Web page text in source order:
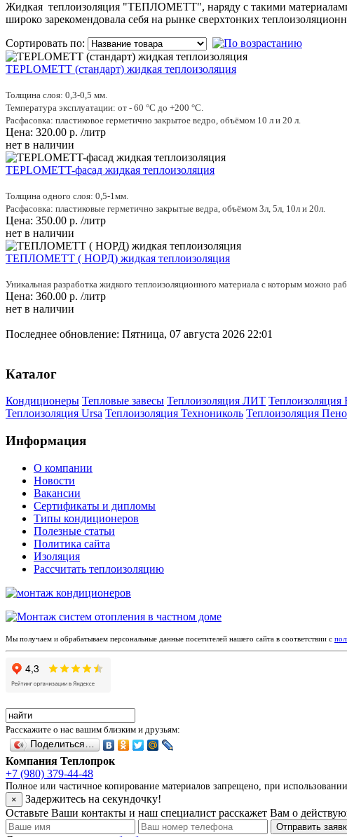
Жидкая теплоизоляция "ТЕПЛОМЕТТ", наряду с такими
широко зарекомендовала себя на рынке сверхтонких
Сортировать по:
TEPLOMETT (стандарт) жидкая теплоизоляция
Толщина слоя: 0,3-0,5 мм.
Температура эксплуатации: от - 60 °С до +200 °С.
Расфасовка: пластиковое герметично закрытое ведро, объёмом 10 л и 20 л.
Цена: 320.00 р. /литр
нет в наличии
TEPLOMETT-фасад жидкая теплоизоляция
Толщина одного слоя: 0,5-1мм.
Расфасовка: пластиковые герметично закрытые ведра, объёмом 3л, 5л, 10л и 20л.
Цена: 350.00 р. /литр
нет в наличии
ТЕПЛОМЕТТ ( НОРД) жидкая теплоизоляция
Уникальная разработка жидкого теплоизоляционного материала с которым можно
Цена: 360.00 р. /литр
нет в наличии
Последнее обновление: Пятница, 07 августа 2026 22:01
Каталог
Кондиционеры Тепловые завесы Теплоизоляция ЛИТ Теплоизоляция
Теплоизоляция Ursa Теплоизоляция Технониколь Теплоизоляция
Информация
О компании
Новости
Вакансии
Сертификаты и дипломы
Типы кондиционеров
Полезные статьи
Политика сайта
Изоляция
Рассчитать теплоизоляцию
Мы получаем и обрабатываем персональные данные посетителей нашего сайта в соответствии с
Расскажите о нас вашим близким и друзьям:
Поделиться…
Компания Теплопрок
+7 (980) 379-44-48
Полное или частичное копирование материалов запрещено, при
×
Задержитесь на секундочку!
Оставьте Ваши контакты и наш специалист расскажет Вам о
Отправить